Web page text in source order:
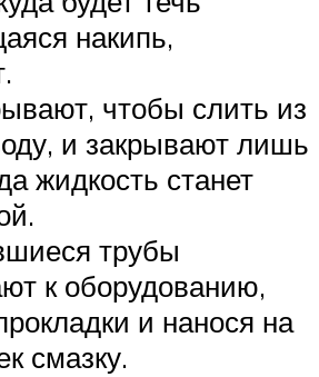
накипь,
чтобы слить из
и закрывают лишь
жидкость станет
трубы
к оборудованию,
и нанося на
смазку.